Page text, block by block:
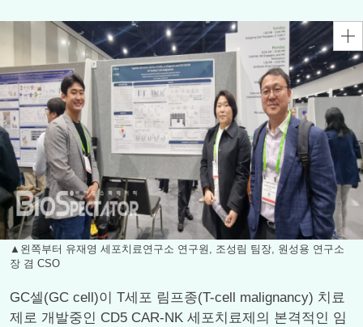
▲왼쪽부터 유재영 세포치료연구소 연구원, 조성림 팀장, 원성용 연구소
장 겸 CSO
GC셀(GC cell)이 T세포 림프종(T-cell malignancy) 치료
제로 개발중인 CD5 CAR-NK 세포치료제의 본격적인 임